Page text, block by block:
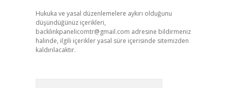
Hukuka ve yasal düzenlemelere aykırı olduğunu
düşündüğünüz içerikleri,
backlinkpanelicomtr@gmail.com adresine bildirmeniz
halinde, ilgili içerikler yasal süre içerisinde sitemizden
kaldırılacaktır.